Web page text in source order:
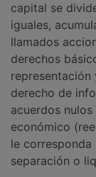
capital se
iguales,
llamados
derechos
derecho de
acuerdos
económico
le
separación o